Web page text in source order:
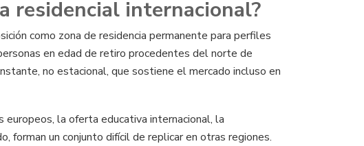
residencial internacional?
como zona de residencia permanente para perfiles
en edad de retiro procedentes del norte de
no estacional, que sostiene el mercado incluso en
la oferta educativa internacional, la
forman un conjunto difícil de replicar en otras regiones.